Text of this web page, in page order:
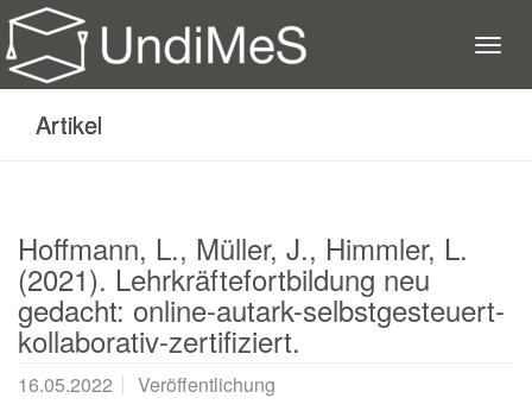
Artikel
Hoffmann, L., Müller, J., Himmler, L.
(2021). Lehrkräftefortbildung neu
gedacht: online-autark-selbstgesteuert-
kollaborativ-zertifiziert.
16.05.2022 Veröffentlichung